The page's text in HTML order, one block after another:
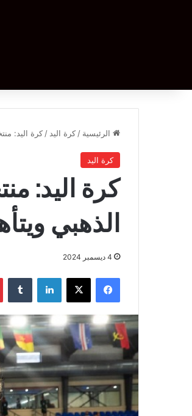
الرئيسية / كرة اليد / كرة اليد:
كرة اليد
كرة اليد:
الذهبي
4 ديسمبر 2024
فيسبوك ‫X لينكدإن